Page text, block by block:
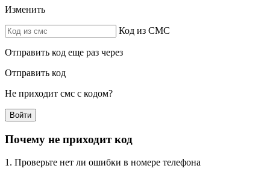
Изменить
Код из СМС
Отправить код еще раз через
Отправить код
Не приходит смс с кодом?
Войти
Почему не приходит код
1. Проверьте нет ли ошибки в номере телефона